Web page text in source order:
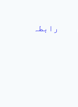
رابطہ